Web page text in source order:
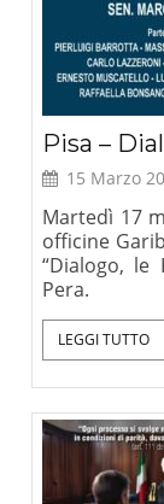
Pisa –
15 Marzo
Martedì 17
officine
“Dialogo, le
Pera.
LEGGI TUTTO